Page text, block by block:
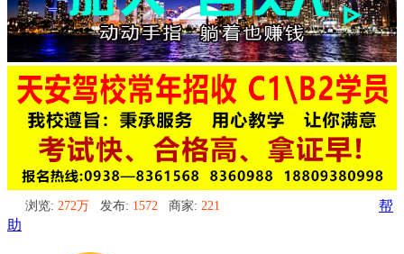
浏览: 272万 发布: 1572 商家: 221
帮
助